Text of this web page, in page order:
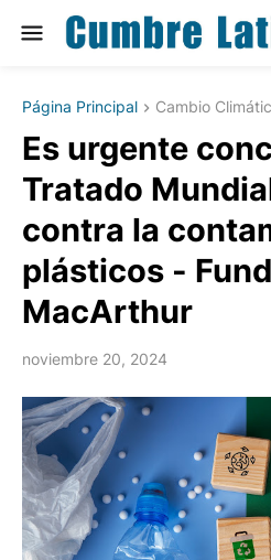
Página Principal Cambio
Es urgente
Tratado
contra la
plásticos -
MacArthur
noviembre 20, 2024